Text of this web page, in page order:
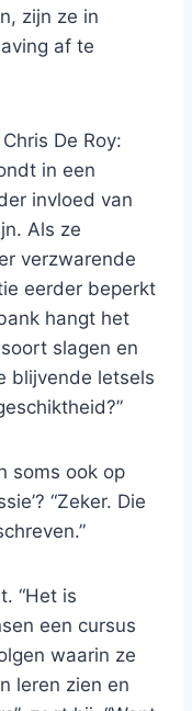
zijn ze in
af te
De Roy:
in een
invloed van
Als ze
verzwarende
eerder beperkt
hangt het
slagen en
blijvende letsels
soms ook op
“Zeker. Die
“Het is
een cursus
waarin ze
leren zien en